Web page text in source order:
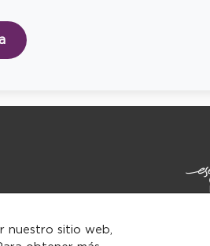
nuestro sitio web,